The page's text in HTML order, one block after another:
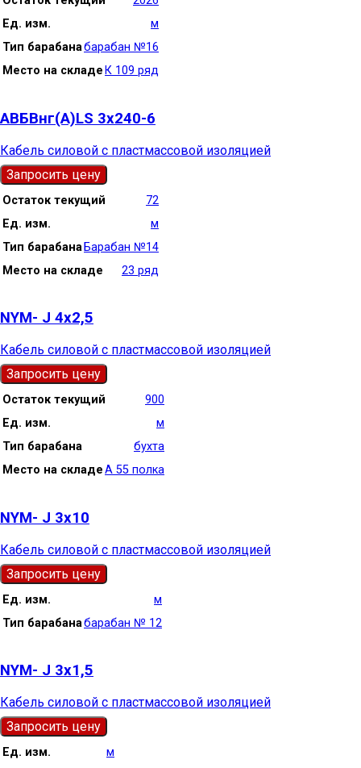
Ед. изм.
м
Тип барабанабарабан №16
Место на складе К 109 ряд
АВБВнг(А)LS 3х240-6
Кабель силовой с пластмассовой изоляцией
Запросить цену
Остаток текущий
72
Ед. изм.
м
Тип барабана Барабан №14
Место на складе
23 ряд
NYM- J 4х2,5
Кабель силовой с пластмассовой изоляцией
Запросить цену
Остаток текущий
900
Ед. изм.
м
Тип барабана
бухта
Место на складеА 55 полка
NYM- J 3х10
Кабель силовой с пластмассовой изоляцией
Запросить цену
Ед. изм.
м
Тип барабанабарабан № 12
NYM- J 3х1,5
Кабель силовой с пластмассовой изоляцией
Запросить цену
Ед. изм.
м